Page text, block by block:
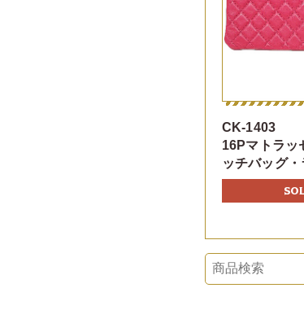
CK-1403
16Pマトラッ
ッチバッグ